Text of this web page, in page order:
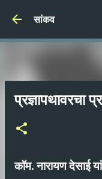
सांकव
प्रज्ञापथावरचा
कॉम. नारायण देसाई